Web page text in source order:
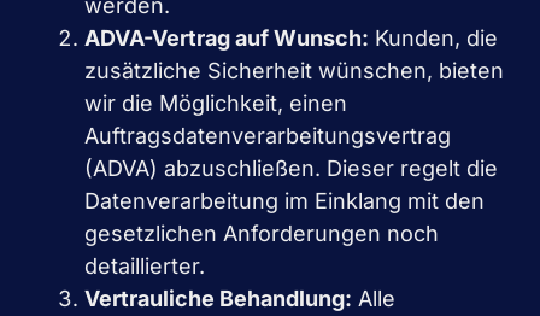
ADVA-Vertrag auf Wunsch: Kunden, die
zusätzliche Sicherheit wünschen, bieten
wir die Möglichkeit, einen
Auftragsdatenverarbeitungsvertrag
(ADVA) abzuschließen. Dieser regelt die
Datenverarbeitung im Einklang mit den
gesetzlichen Anforderungen noch
detaillierter.
Vertrauliche Behandlung: Alle